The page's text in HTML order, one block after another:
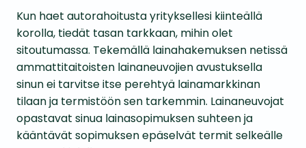
Kun haet autorahoitusta yrityksellesi kiinteällä
korolla, tiedät tasan tarkkaan, mihin olet
sitoutumassa. Tekemällä lainahakemuksen netissä
ammattitaitoisten lainaneuvojien avustuksella
sinun ei tarvitse itse perehtyä lainamarkkinan
tilaan ja termistöön sen tarkemmin. Lainaneuvojat
opastavat sinua lainasopimuksen suhteen ja
kääntävät sopimuksen epäselvät termit selkeälle